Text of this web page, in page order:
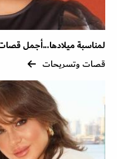
لمناسبة ميلادها...أجمل
قصات وتسريحات